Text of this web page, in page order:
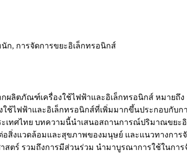
ก, การจัดการขยะอิเล็กทรอนิกส์
ผลิตภัณฑ์เครื่องใช้ไฟฟ้าและอิเล็กทรอนิกส์ หมายถึ
ช้ไฟฟ้าและอิเล็กทรอนิกส์ที่เพิ่มมากขึ้นประกอบกับ
ะเทศไทย บทความนี้นำเสนอสถานการณ์ปริมาณขย
สิ่งแวดล้อมและสุขภาพของมนุษย์ และแนวทางการ
าสตร์ รวมถึงการมีส่วนร่วม นำมาบูรณาการใช้ในก